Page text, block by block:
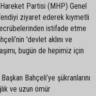
Partisi (MHP) Genel
ziyaret ederek kıymetli
istifade etme
'devlet aklını ve
bugün de hepimiz için
Bahçeli’ye şükranlarını
ve uzun ömür